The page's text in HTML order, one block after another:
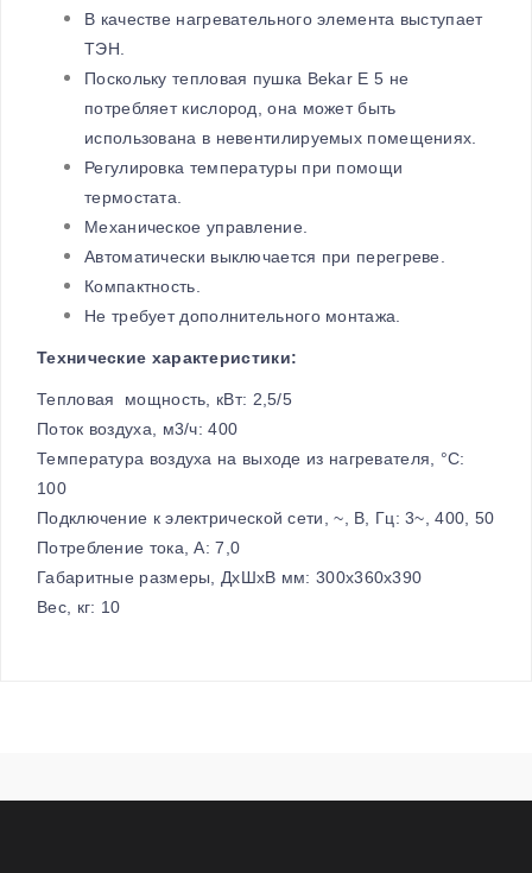
В качестве нагревательного элемента выступает
ТЭН.
Поскольку тепловая пушка Bekar E 5 не
потребляет кислород, она может быть
использована в невентилируемых помещениях.
Регулировка температуры при помощи
термостата.
Механическое управление.
Автоматически выключается при перегреве.
Компактность.
Не требует дополнительного монтажа.
Технические характеристики:
Тепловая мощность, кВт: 2,5/5
Поток воздуха, м3/ч: 400
Температура воздуха на выходе из нагревателя, °C:
100
Подключение к электрической сети, ~, В, Гц: 3~, 400, 50
Потребление тока, A: 7,0
Габаритные размеры, ДхШхВ мм: 300х360х390
Вес, кг: 10